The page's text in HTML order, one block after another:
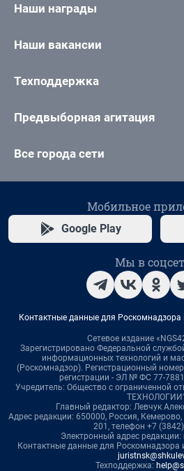
Наши награды
Наши вакансии
Техподдержка
Предвыборная агитация
Все города сети
Мобильное
Google Play
Мы в
Контактные данные для Роскомнадзора
Сетевое издание
Зарегистрировано Федеральной
информационных технологий и
(Роскомнадзор). Регистрационный
регистрации - ЭЛ № ФС 77-
Учредитель: Общество с ограниченной
Главный редактор: Левчук
Адрес редакции: 650000, Россия,
201, телефон +7
Электронный адрес редакции:
Контактные данные для Роскомнадзора
Техподдержка: